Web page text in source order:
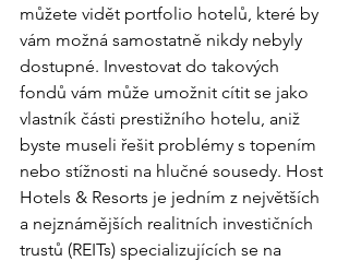
můžete vidět portfolio hotelů, které by
vám možná samostatně nikdy nebyly
dostupné. Investovat do takových
fondů vám může umožnit cítit se jako
vlastník části prestižního hotelu, aniž
byste museli řešit problémy s topením
nebo stížnosti na hlučné sousedy. Host
Hotels & Resorts je jedním z největších
a nejznámějších realitních investičních
trustů (REITs) specializujících se na